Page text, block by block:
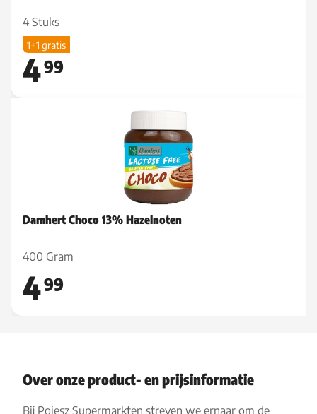
4 Stuks
1+1 gratis
499
Damhert Choco 13% Hazelnoten
400 Gram
499
Over onze product- en prijsinformatie
Bij Poiesz Supermarkten streven we ernaar om de